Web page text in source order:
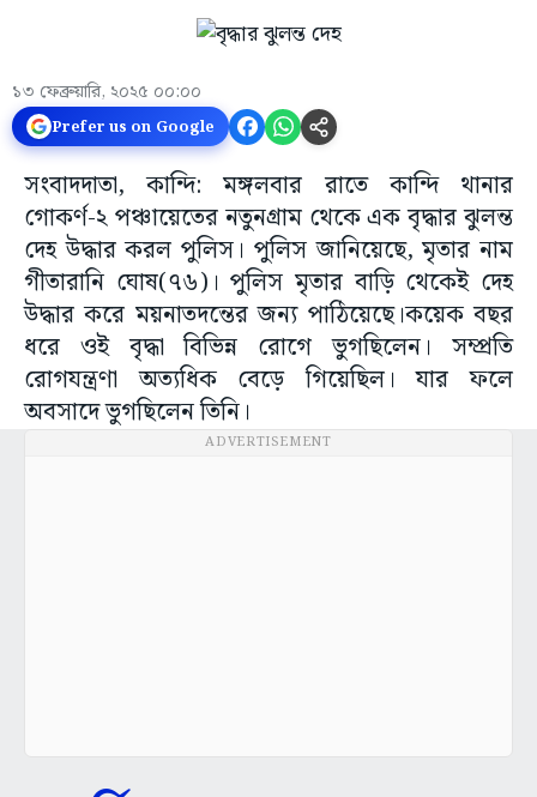
১৩ ফেব্রুয়ারি, ২০২৫ ০০:০০
Prefer us on Google
সংবাদদাতা, কান্দি: মঙ্গলবার রাতে কান্দি থানার
গোকর্ণ-২ পঞ্চায়েতের নতুনগ্রাম থেকে এক বৃদ্ধার ঝুলন্ত
দেহ উদ্ধার করল পুলিস। পুলিস জানিয়েছে, মৃতার নাম
গীতারানি ঘোষ(৭৬)। পুলিস মৃতার বাড়ি থেকেই দেহ
উদ্ধার করে ময়নাতদন্তের জন্য পাঠিয়েছে।কয়েক বছর
ধরে ওই বৃদ্ধা বিভিন্ন রোগে ভুগছিলেন। সম্প্রতি
রোগযন্ত্রণা অত্যধিক বেড়ে গিয়েছিল। যার ফলে
অবসাদে ভুগছিলেন তিনি।
ADVERTISEMENT